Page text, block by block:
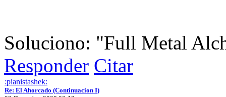
Soluciono: "Full Metal
Responder Citar
:pianistashek:
Re: El Ahorcado (Continuacion I)